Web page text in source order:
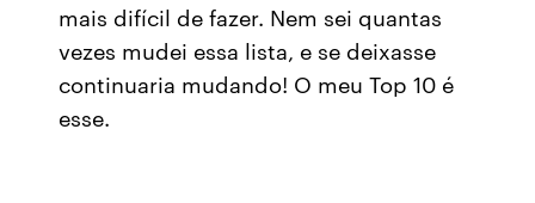
mais difícil de fazer. Nem sei quantas
vezes mudei essa lista, e se deixasse
continuaria mudando! O meu Top 10 é
esse.